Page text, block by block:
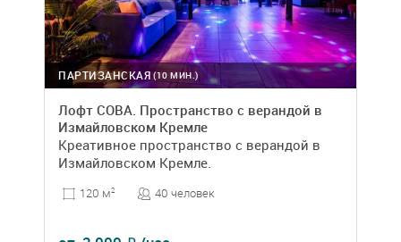
(10 МИН.)
ПАРТИЗАНСКАЯ
Лофт СОВА. Пространство с верандой в
Измайловском Кремле
Креативное пространство с верандой в
Измайловском Кремле.
120 м2 40 человек